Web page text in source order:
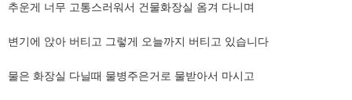
​추운게 너무 고통스러워서 건물화장실 옴겨 다니며
​변기에 앉아 버티고 그렇게 오늘까지 버티고 있습니다
물은 화장실 다닐때 물병주은거로 물받아서 마시고